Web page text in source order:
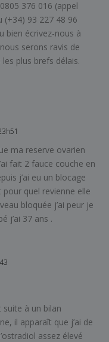
376 016 (appel
(+34) 93 227 48 96
bien écrivez-nous à
serons ravis de
plus brefs délais.
ma reserve ovarien
fait 2 fauce couche en
j’ai eu un blocage
quel revienne elle
bloquée j’ai peur je
j’ai 37 ans .
suite à un bilan
il apparaît que j’ai de
assez élevé